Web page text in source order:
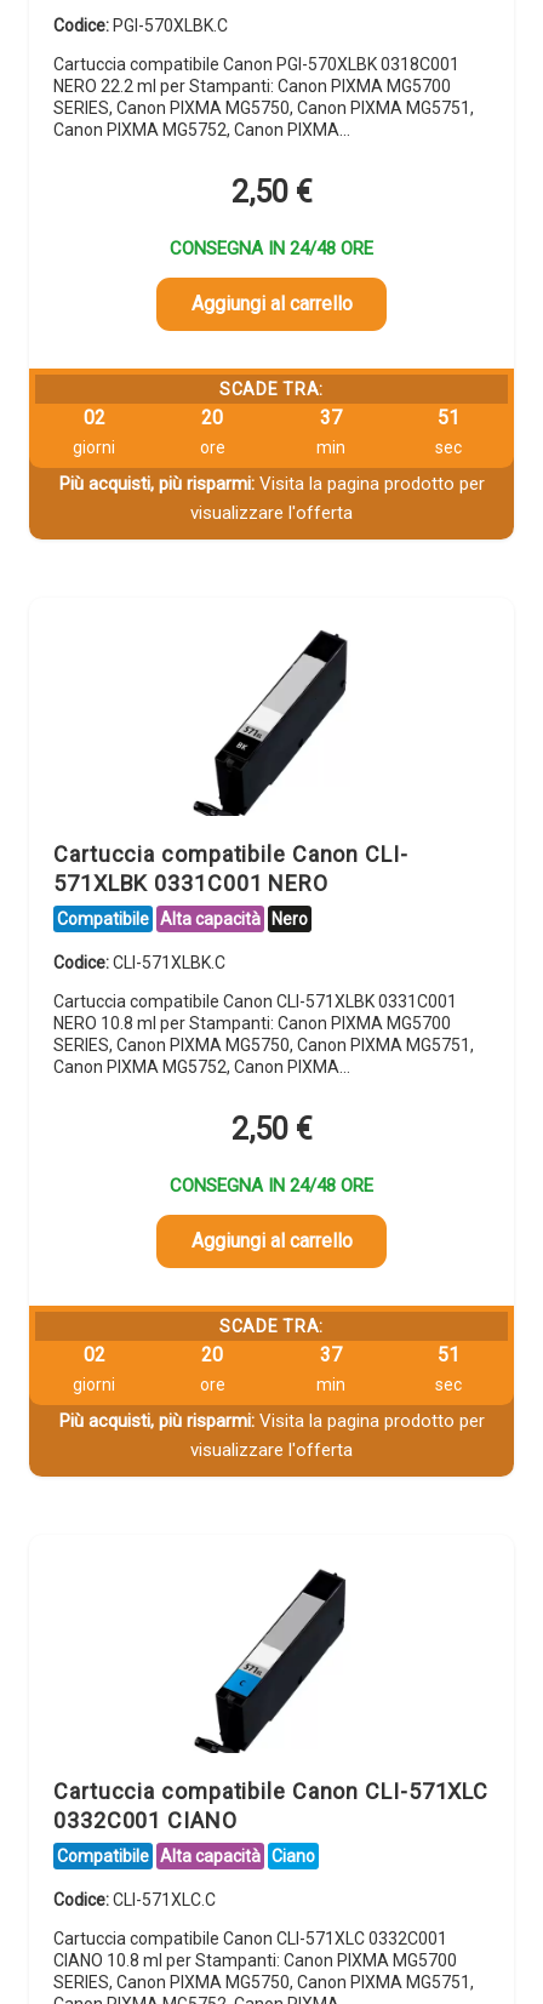
Codice: PGI-570XLBK.C
Cartuccia compatibile Canon PGI-570XLBK 0318C001
NERO 22.2 ml per Stampanti: Canon PIXMA MG5700
SERIES, Canon PIXMA MG5750, Canon PIXMA MG5751,
Canon PIXMA MG5752, Canon PIXMA…
2,50 €
CONSEGNA IN 24/48 ORE
Aggiungi al carrello
SCADE TRA:
02
giorni
20
ore
37
min
49
sec
Più acquisti, più risparmi:Visita la pagina prodotto per
visualizzare l'offerta
Cartuccia compatibile Canon CLI-
571XLBK 0331C001 NERO
Compatibile Alta capacità Nero
Codice:CLI-571XLBK.C
Cartuccia compatibile Canon CLI-571XLBK 0331C001
NERO 10.8 ml per Stampanti: Canon PIXMA MG5700
SERIES, Canon PIXMA MG5750, Canon PIXMA MG5751,
Canon PIXMA MG5752, Canon PIXMA…
2,50 €
CONSEGNA IN 24/48 ORE
Aggiungi al carrello
SCADE TRA:
02
giorni
20
ore
37
min
49
sec
Più acquisti, più risparmi:Visita la pagina prodotto per
visualizzare l'offerta
Cartuccia compatibile Canon CLI-571XLC
0332C001 CIANO
Compatibile Alta capacità Ciano
Codice:CLI-571XLC.C
Cartuccia compatibile Canon CLI-571XLC 0332C001
CIANO 10.8 ml per Stampanti: Canon PIXMA MG5700
SERIES, Canon PIXMA MG5750, Canon PIXMA MG5751,